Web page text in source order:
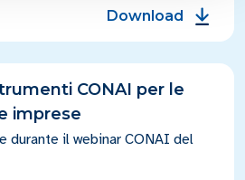
Download
CONAI per le
imprese
durante il webinar CONAI del